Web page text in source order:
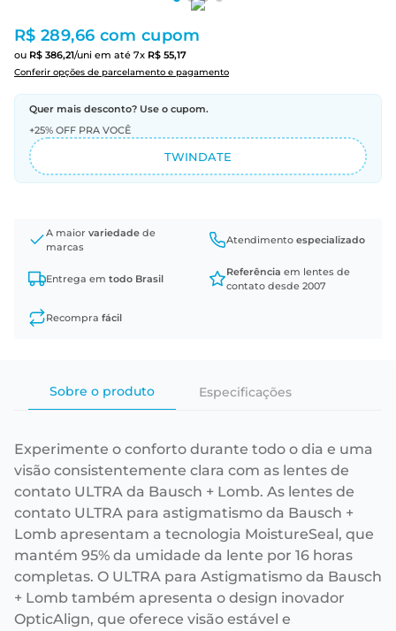
R$ 289,66 com cupom
ou R$ 386,21/uni em até 7x R$ 55,17
Conferir opções de parcelamento e pagamento
Quer mais desconto? Use o cupom.
+25% OFF PRA VOCÊ
TWINDATE
A maior variedade de
marcas
Atendimento especializado
Entrega em todo Brasil
Referência em lentes de
contato desde 2007
Recompra fácil
Sobre o produto Especificações
Experimente o conforto durante todo o dia e uma
visão consistentemente clara com as lentes de
contato ULTRA da Bausch + Lomb. As lentes de
contato ULTRA para astigmatismo da Bausch +
Lomb apresentam a tecnologia MoistureSeal, que
mantém 95% da umidade da lente por 16 horas
completas. O ULTRA para Astigmatismo da Bausch
+ Lomb também apresenta o design inovador
OpticAlign, que oferece visão estável e